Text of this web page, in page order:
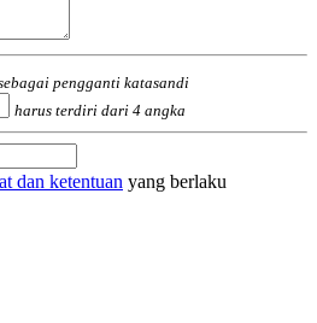
pengganti katasandi
harus terdiri dari 4 angka
dan ketentuan yang berlaku